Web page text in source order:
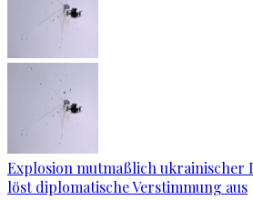
Explosion mutmaßlich ukrainischer
löst diplomatische Verstimmung aus